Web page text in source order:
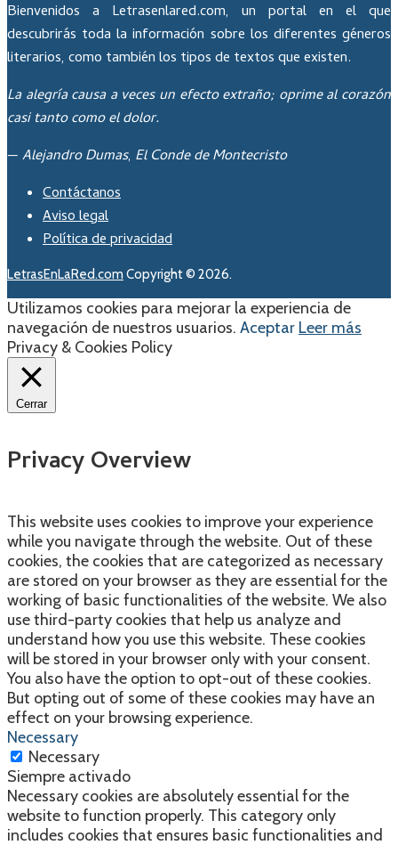
Bienvenidos a Letrasenlared.com, un portal en el que
descubrirás toda la información sobre los diferentes géneros
literarios, como también los tipos de textos que existen.
La alegría causa a veces un efecto extraño; oprime al corazón
casi tanto como el dolor.
—Alejandro Dumas, El Conde de Montecristo
Contáctanos
Aviso legal
Política de privacidad
LetrasEnLaRed.com Copyright © 2026.
Utilizamos cookies para mejorar la experiencia de
navegación de nuestros usuarios. Aceptar Leer más
Privacy & Cookies Policy
Cerrar
Privacy Overview
This website uses cookies to improve your experience
while you navigate through the website. Out of these
cookies, the cookies that are categorized as necessary
are stored on your browser as they are essential for the
working of basic functionalities of the website. We also
use third-party cookies that help us analyze and
understand how you use this website. These cookies
will be stored in your browser only with your consent.
You also have the option to opt-out of these cookies.
But opting out of some of these cookies may have an
effect on your browsing experience.
Necessary
Necessary
Siempre activado
Necessary cookies are absolutely essential for the
website to function properly. This category only
includes cookies that ensures basic functionalities and